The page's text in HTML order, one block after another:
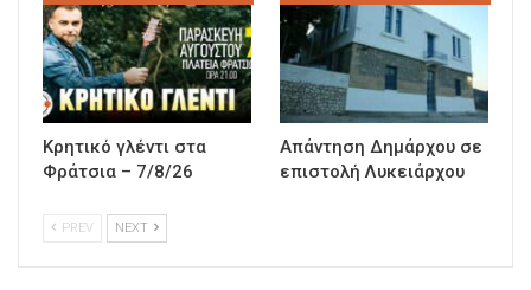
Κρητικό γλέντι στα
Φράτσια – 7/8/26
Απάντηση Δημάρχου σε
επιστολή Λυκειάρχου
PREV NEXT